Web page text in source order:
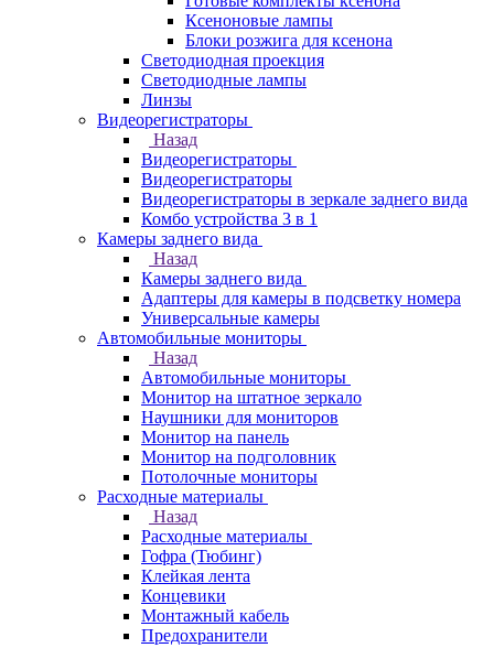
Ксеноновые лампы
Блоки розжига для ксенона
Светодиодная проекция
Светодиодные лампы
Линзы
Видеорегистраторы
Назад
Видеорегистраторы
Видеорегистраторы
Видеорегистраторы в зеркале заднего вида
Комбо устройства 3 в 1
Камеры заднего вида
Назад
Камеры заднего вида
Адаптеры для камеры в подсветку номера
Универсальные камеры
Автомобильные мониторы
Назад
Автомобильные мониторы
Монитор на штатное зеркало
Наушники для мониторов
Монитор на панель
Монитор на подголовник
Потолочные мониторы
Расходные материалы
Назад
Расходные материалы
Гофра (Тюбинг)
Клейкая лента
Концевики
Монтажный кабель
Предохранители